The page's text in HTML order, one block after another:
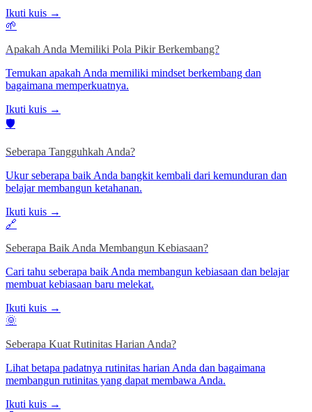
Ikuti kuis →
🌱
Apakah Anda Memiliki Pola Pikir Berkembang?
Temukan apakah Anda memiliki mindset berkembang dan
bagaimana memperkuatnya.
Ikuti kuis →
🛡️
Seberapa Tangguhkah Anda?
Ukur seberapa baik Anda bangkit kembali dari kemunduran dan
belajar membangun ketahanan.
Ikuti kuis →
🔗
Seberapa Baik Anda Membangun Kebiasaan?
Cari tahu seberapa baik Anda membangun kebiasaan dan belajar
membuat kebiasaan baru melekat.
Ikuti kuis →
🌞
Seberapa Kuat Rutinitas Harian Anda?
Lihat betapa padatnya rutinitas harian Anda dan bagaimana
membangun rutinitas yang dapat membawa Anda.
Ikuti kuis →